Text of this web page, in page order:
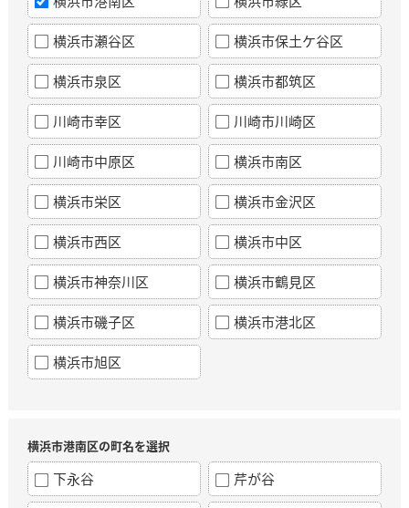
横浜市瀬谷区 横浜市保土ケ谷区
横浜市泉区 横浜市都筑区
川崎市幸区 川崎市川崎区
川崎市中原区 横浜市南区
横浜市栄区 横浜市金沢区
横浜市西区 横浜市中区
横浜市神奈川区 横浜市鶴見区
横浜市磯子区 横浜市港北区
横浜市旭区
横浜市港南区の町名を選択
下永谷 芹が谷